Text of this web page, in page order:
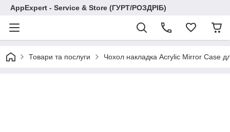
AppExpert - Service & Store (ГУРТ/РОЗДРІБ)
Товари та послуги Чохол накладка Acrylic Mirror Case